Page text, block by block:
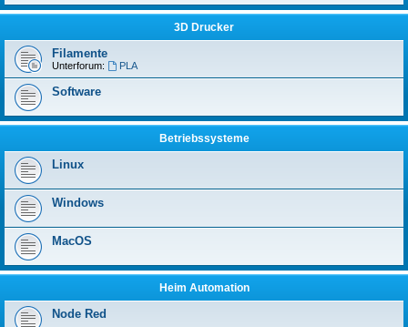
3D Drucker
Filamente
Unterforum: PLA
Software
Betriebssysteme
Linux
Windows
MacOS
Heim Automation
Node Red